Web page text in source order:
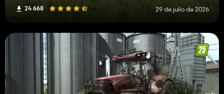
24 668 29 de julio de 2026